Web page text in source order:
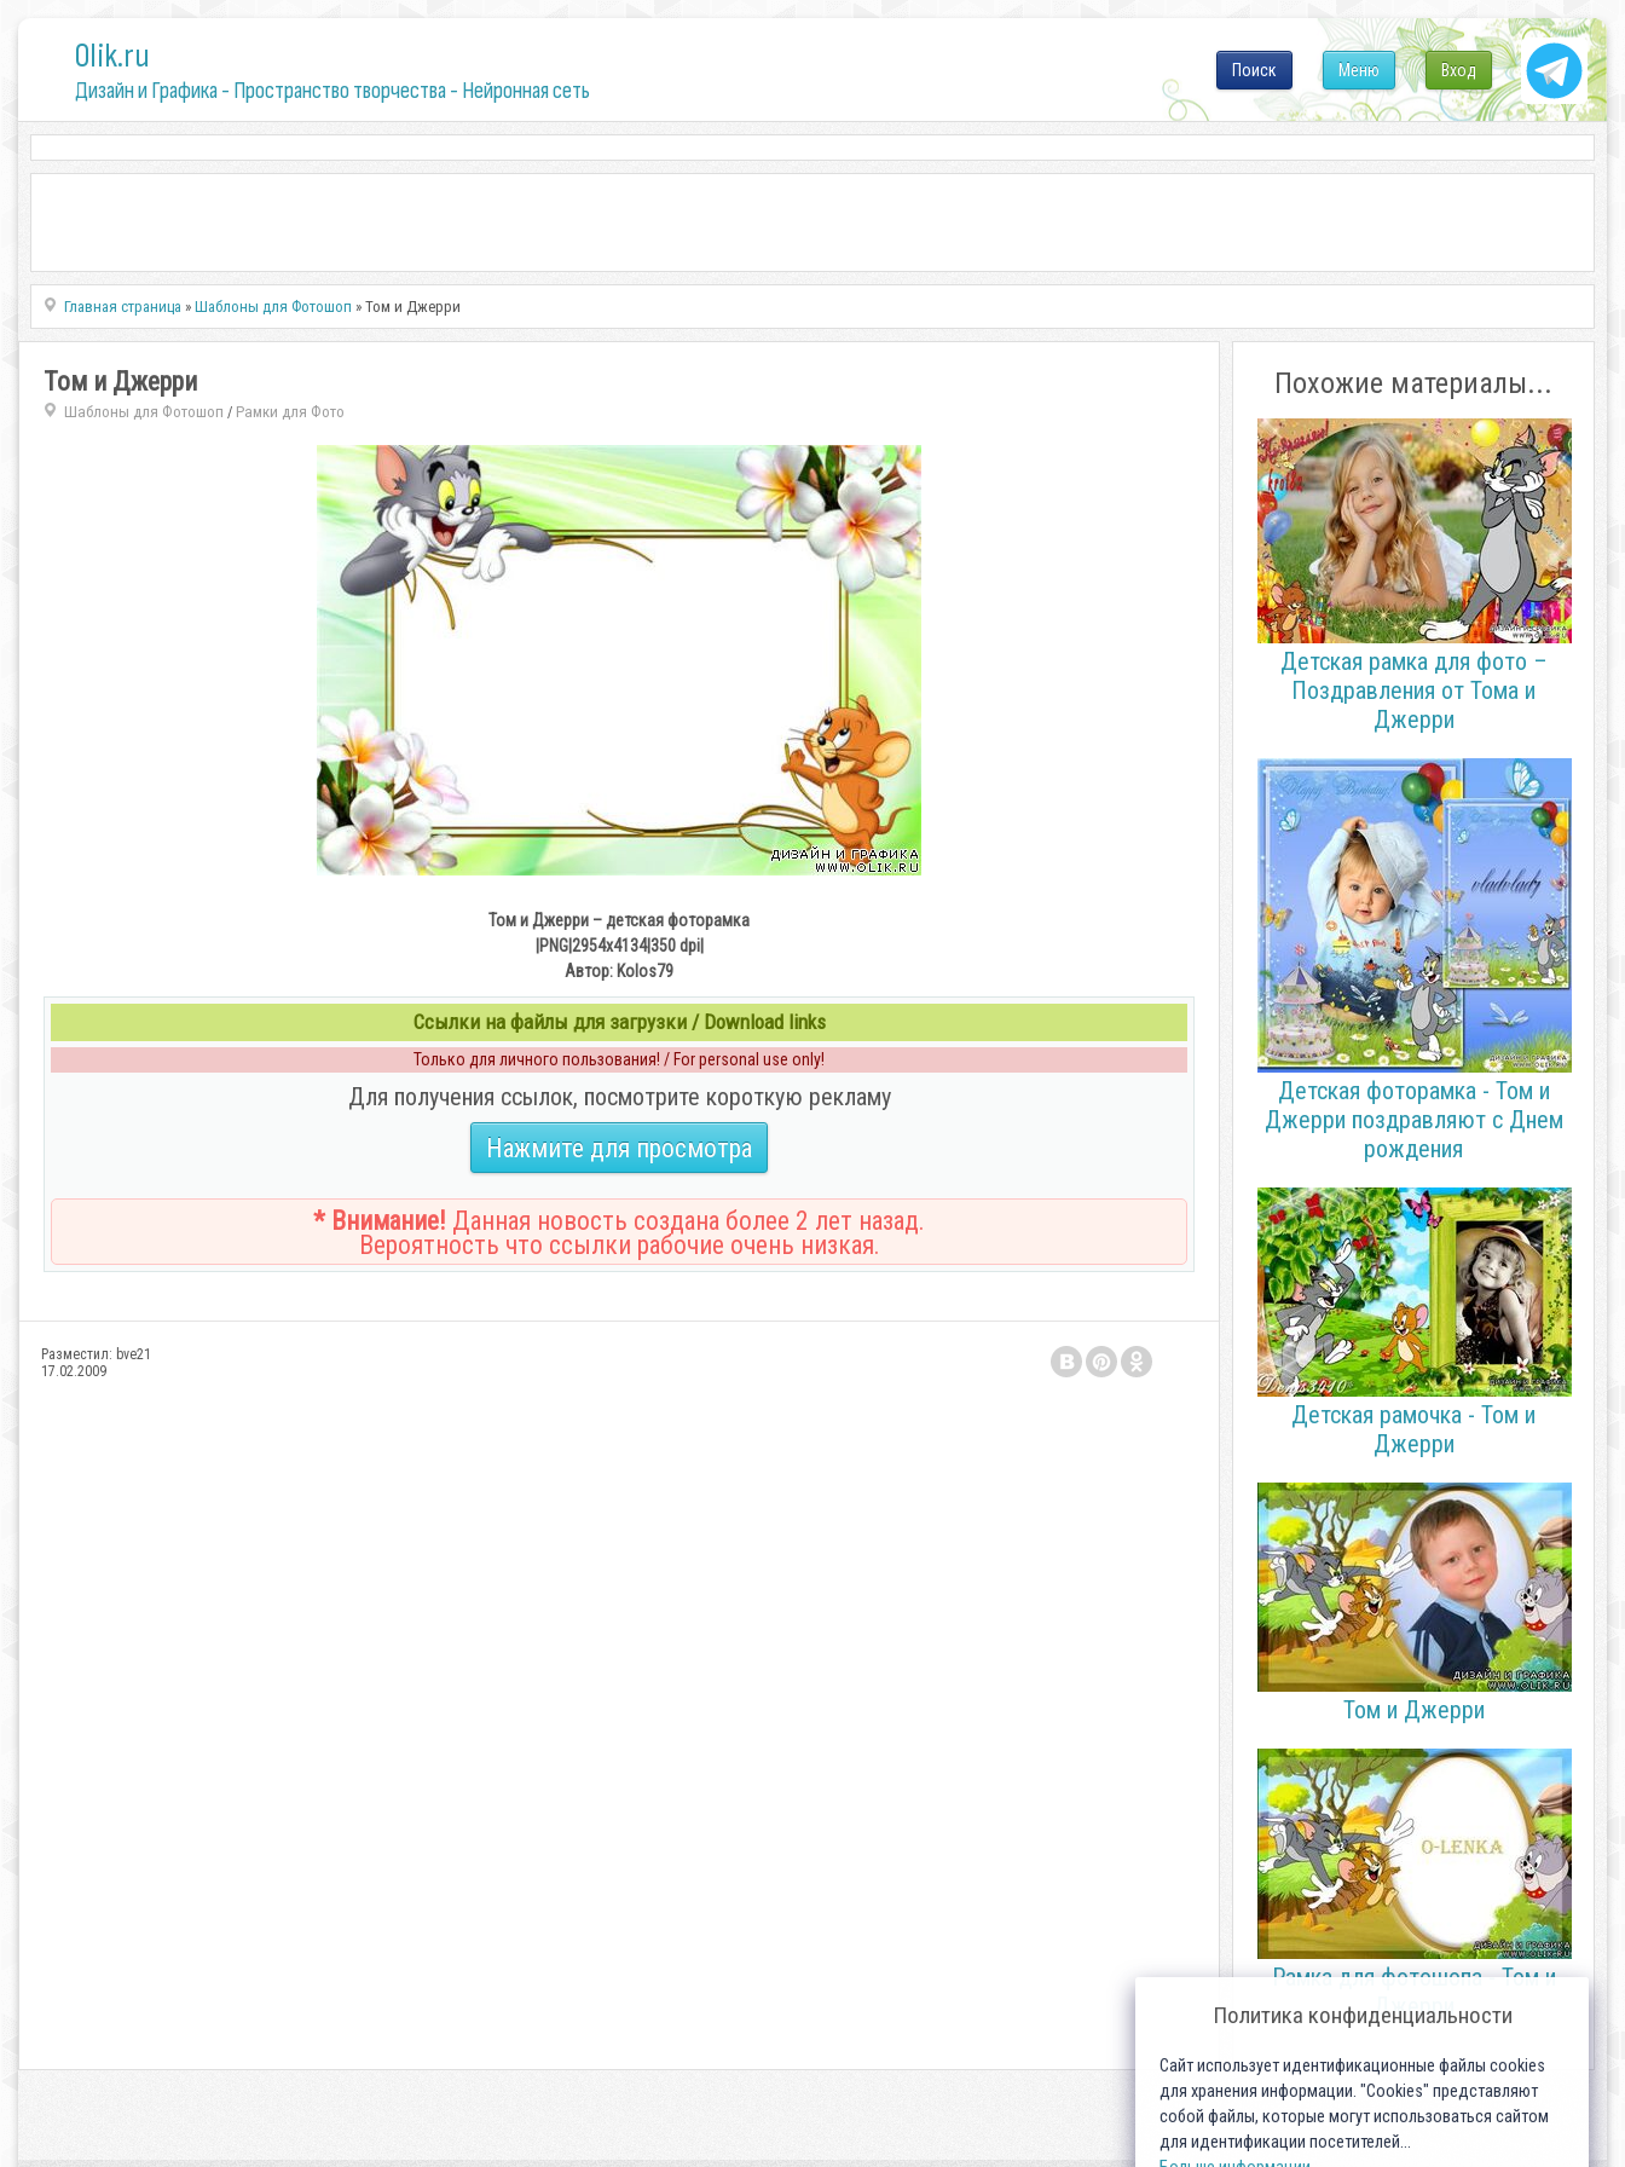
0lik.ru
Дизайн и Графика - Пространство творчества - Нейронная сеть
Вход
Меню
Поиск
Главная страница »Шаблоны для Фотошоп » Том и Джерри
Том и Джерри
Шаблоны для Фотошоп / Рамки для Фото
Том и Джерри – детская фоторамка
|PNG|2954x4134|350 dpi|
Автор: Kolos79
Ссылки на файлы для загрузки / Download links
Только для личного пользования! / For personal use only!
Для получения ссылок, посмотрите короткую рекламу
Нажмите для просмотра
* Внимание! Данная новость создана более 2 лет назад.
Вероятность что ссылки рабочие очень низкая.
Разместил: bve21
17.02.2009
Похожие материалы...
Детская рамка для фото –
Поздравления от Тома и
Джерри
Детская фоторамка - Том и
Джерри поздравляют с Днем
рождения
Детская рамочка - Том и
Джерри
Том и Джерри
Рамка для фотошопа - Том и
Джерри
Политика конфиденциальности
Сайт использует идентификационные файлы cookies
для хранения информации. "Cookies" представляют
собой файлы, которые могут использоваться сайтом
для идентификации посетителей...